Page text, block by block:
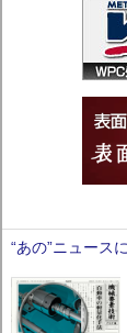
“あの”ニュース